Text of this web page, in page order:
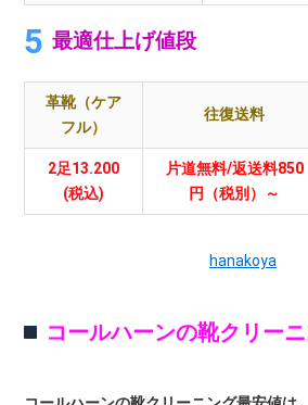
最適仕上げ値段
革靴（ケア
フル）
往復送料
2足13.200
(税込)
片道無料/返送料850
円（税別）～
hanakoya
コールハーンの靴クリー